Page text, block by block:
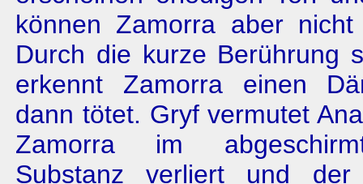
können Zamorra aber
Durch die kurze Berührung
erkennt Zamorra einen
dann tötet. Gryf vermutet
Zamorra im
Substanz verliert und